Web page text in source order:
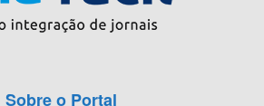
Sobre o Portal